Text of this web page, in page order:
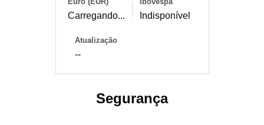
Carregando... Indisponível
Atualização
--
Segurança